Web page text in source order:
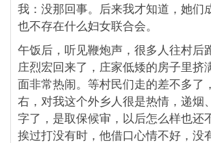
我：没那回事。后来我才知道，她们
也不存在什么妇女联合会。
午饭后，听见鞭炮声，很多人往村后
庄烈宏回来了，庄家低矮的房子里
面非常热闹。等村民们走的差不多了
右，对我这个外乡人很是热情，递烟
字了，是取保候审，以后怎么样也还
挨过打没有时，他借口心情不好，没